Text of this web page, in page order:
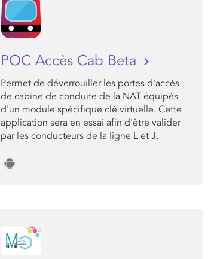
POC Accès Cab Beta
Permet de déverrouiller les portes d'accès
de cabine de conduite de la NAT équipés
d'un module spécifique clé virtuelle. Cette
application sera en essai afin d'être valider
par les conducteurs de la ligne L et J.